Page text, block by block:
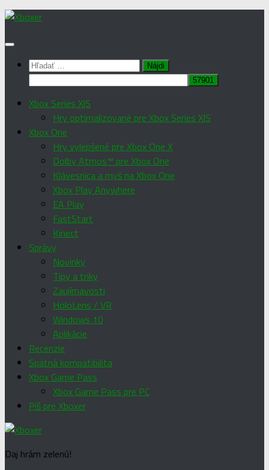
Preskočiť
obsah
Hľadať:
Xbox Series X|S
Hry optimalizované pre Xbox Series X|S
Xbox One
Hry vylepšené pre Xbox One X
Dolby Atmos™ pre Xbox One
Klávesnica a myš na Xbox One
Xbox Play Anywhere
EA Play
FastStart
Kinect
Správy
Novinky
Tipy a triky
Zaujímavosti
HoloLens / VR
Windows 10
Aplikácie
Recenzie
Spätná kompatibilita
Xbox Game Pass
Xbox Game Pass pre PC
Píš pre Xboxer
Daj hrám zelenú!